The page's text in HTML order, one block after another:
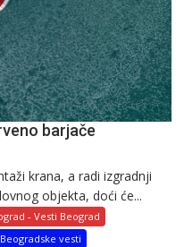
barjače
krana, a radi izgradnji
objekta, doći će...
- Vesti Beograd
Beogradske vesti